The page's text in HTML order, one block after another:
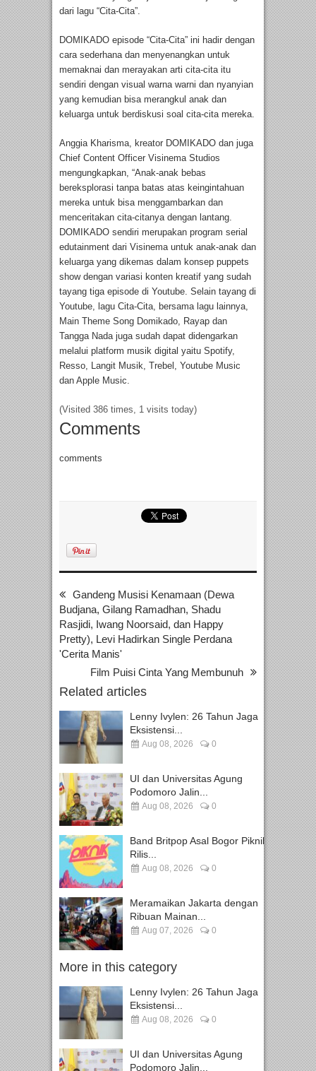
dari lagu “Cita-Cita”.
DOMIKADO episode “Cita-Cita” ini hadir dengan
cara sederhana dan menyenangkan untuk
memaknai dan merayakan arti cita-cita itu
sendiri dengan visual warna warni dan nyanyian
yang kemudian bisa merangkul anak dan
keluarga untuk berdiskusi soal cita-cita mereka.
Anggia Kharisma, kreator DOMIKADO dan juga
Chief Content Officer Visinema Studios
mengungkapkan, “Anak-anak bebas
bereksplorasi tanpa batas atas keingintahuan
mereka untuk bisa menggambarkan dan
menceritakan cita-citanya dengan lantang.
DOMIKADO sendiri merupakan program serial
edutainment dari Visinema untuk anak-anak dan
keluarga yang dikemas dalam konsep puppets
show dengan variasi konten kreatif yang sudah
tayang tiga episode di Youtube. Selain tayang di
Youtube, lagu Cita-Cita, bersama lagu lainnya,
Main Theme Song Domikado, Rayap dan
Tangga Nada juga sudah dapat didengarkan
melalui platform musik digital yaitu Spotify,
Resso, Langit Musik, Trebel, Youtube Music
dan Apple Music.
(Visited 386 times, 1 visits today)
Comments
comments
Gandeng Musisi Kenamaan (Dewa
Budjana, Gilang Ramadhan, Shadu
Rasjidi, Iwang Noorsaid, dan Happy
Pretty), Levi Hadirkan Single Perdana
'Cerita Manis'
Film Puisi Cinta Yang Membunuh
Related articles
Lenny Ivylen: 26 Tahun Jaga
Eksistensi...
Aug 08, 2026 0
UI dan Universitas Agung
Podomoro Jalin...
Aug 08, 2026 0
Band Britpop Asal Bogor Piknik
Rilis...
Aug 08, 2026 0
Meramaikan Jakarta dengan
Ribuan Mainan...
Aug 07, 2026 0
More in this category
Lenny Ivylen: 26 Tahun Jaga
Eksistensi...
Aug 08, 2026 0
UI dan Universitas Agung
Podomoro Jalin...